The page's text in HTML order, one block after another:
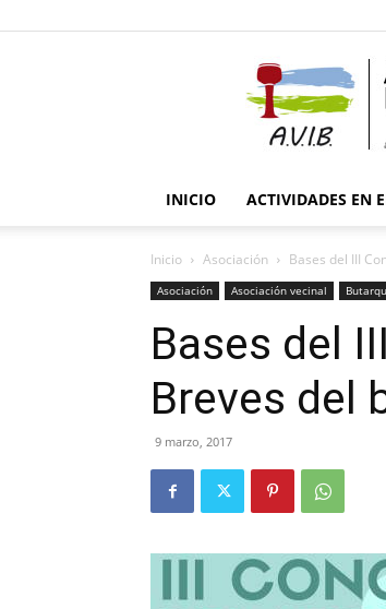
INICIO ACTIVIDADES EN
Inicio Asociación Bases del III
Asociación Asociación vecinal
Bases del
Breves del
9 marzo, 2017